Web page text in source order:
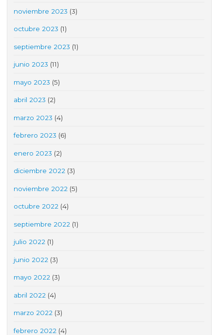
noviembre 2023 (3)
octubre 2023 (1)
septiembre 2023 (1)
junio 2023 (11)
mayo 2023 (5)
abril 2023 (2)
marzo 2023 (4)
febrero 2023 (6)
enero 2023 (2)
diciembre 2022 (3)
noviembre 2022 (5)
octubre 2022 (4)
septiembre 2022 (1)
julio 2022 (1)
junio 2022 (3)
mayo 2022 (3)
abril 2022 (4)
marzo 2022 (3)
febrero 2022 (4)